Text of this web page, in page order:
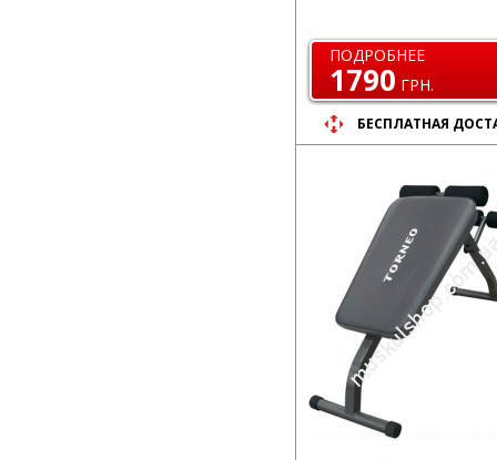
ПОДРОБНЕЕ
1790 ГРН.
БЕСПЛАТНАЯ